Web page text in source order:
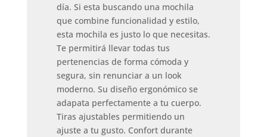
día. Si esta buscando una mochila
que combine funcionalidad y estilo,
esta mochila es justo lo que necesitas.
Te permitirá llevar todas tus
pertenencias de forma cómoda y
segura, sin renunciar a un look
moderno. Su diseño ergonómico se
adapata perfectamente a tu cuerpo.
Tiras ajustables permitiendo un
ajuste a tu gusto. Confort durante